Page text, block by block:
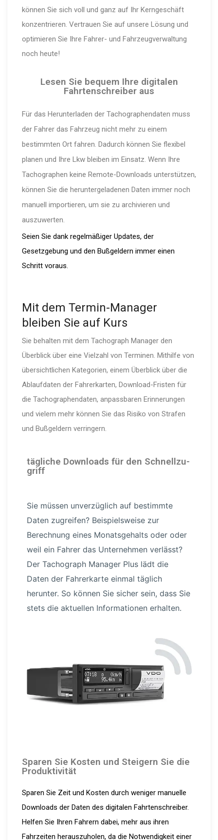
können Sie sich voll und ganz auf Ihr Kerngeschäft
konzentrieren. Vertrauen Sie auf unsere Lösung und
optimieren Sie Ihre Fahrer- und Fahrzeugverwaltung
noch heute!
Lesen Sie bequem Ihre digitalen
Fahrtenschreiber aus
Für das Herun­ter­laden der Tacho­gra­phen­daten muss
der Fahrer das Fahrzeug nicht mehr zu einem
bestimmten Ort fahren. Dadurch können Sie flexibel
planen und Ihre Lkw bleiben im Einsatz. Wenn Ihre
Tacho­graphen keine Remote-Down­loads unter­stützen,
können Sie die herun­ter­ge­la­denen Daten immer noch
manuell importieren, um sie zu archivieren und
auszuwerten.
Seien Sie dank regelmäßiger Updates, der
Gesetzgebung und den Bußgeldern immer einen
Schritt voraus.
Mit dem Termin-Ma­nager
bleiben Sie auf Kurs
Sie behalten mit dem Tachograph Manager den
Überblick über eine Vielzahl von Terminen. Mithilfe von
übersicht­lichen Kategorien, einem Überblick über die
Ablaufdaten der Fahrer­karten, Download-Fristen für
die Tacho­gra­phen­daten, anpassbaren Erinne­rungen
und vielem mehr können Sie das Risiko von Strafen
und Bußgeldern verringern.
tägliche Downloads für den Schnell­zu­
griff
Sie müssen unver­züglich auf bestimmte
Daten zugreifen? Beispiels­weise zur
Berechnung eines Monats­ge­halts oder oder
weil ein Fahrer das Unternehmen verlässt?
Der Tachograph Manager Plus lädt die
Daten der Fahrerkarte einmal täglich
herunter. So können Sie sicher sein, dass Sie
stets die aktuellen Infor­ma­tionen erhalten.
Sparen Sie Kosten und Steigern Sie die
Produktivität
Sparen Sie Zeit und Kosten durch weniger manuelle
Downloads der Daten des digitalen Fahrtenschreiber.
Helfen Sie Ihren Fahrern dabei, mehr aus ihren
Fahrzeiten herauszuholen, da die Notwendigkeit einer